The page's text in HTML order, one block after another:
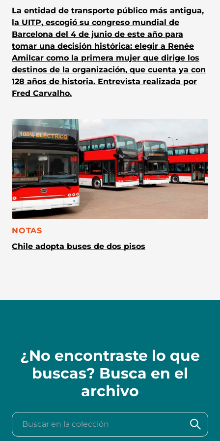
La entidad de transporte público más antigua,
la UITP, escogió su congreso mundial de
Barcelona del 4 de junio de este año para
tomar una decisión histórica: elegir a Renée
Amilcar como la primera mujer que dirige los
destinos de la organización, que cuenta ya con
128 años de historia. Entrevista realizada por
Fred Carvalho.
CATEGORÍA:
NOTAS
Chile adopta buses de dos pisos
¿No encontraste lo que
buscas? Busca en el
archivo
Buscar en la colección